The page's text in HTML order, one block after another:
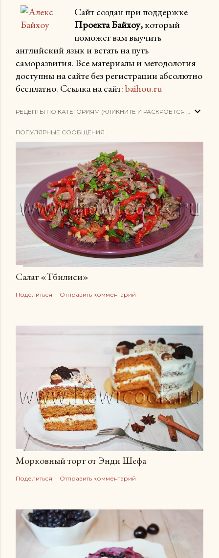
Сайт создан при поддержке
Проекта Байхоу,который
поможет вам выучить
английский язык и встать на путь
саморазвития. Все материалы и методология
доступны на сайте без регистрации абсолютно
бесплатно. Ссылка на сайт:baihou.ru
ПОПУЛЯРНЫЕ СООБЩЕНИЯ
Салат «Тбилиси»
Поделиться Отправить комментарий
Морковный торт от Энди Шефа
Поделиться Отправить комментарий